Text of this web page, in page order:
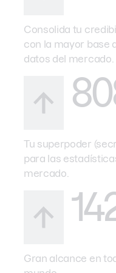
Consolida tu
con la mayor base
datos del mercado.
Tu superpoder
para las
mercado.
Gran alcance en